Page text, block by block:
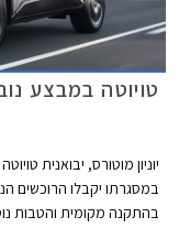
טויוטה במבצע
במסגרתו יקבלו הרוכשים
בהתקנה מקומית והטבות